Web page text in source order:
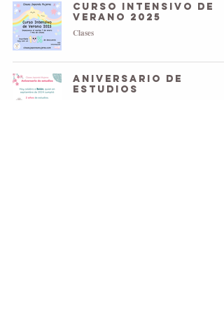
Curso intensivo de
verano 2025
Clases
Aniversario de
estudios